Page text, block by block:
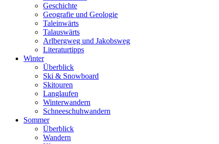
Geschichte
Geografie und Geologie
Taleinwärts
Talauswärts
Arlbergweg und Jakobsweg
Literaturtipps
Winter
Überblick
Ski & Snowboard
Skitouren
Langlaufen
Winterwandern
Schneeschuhwandern
Sommer
Überblick
Wandern